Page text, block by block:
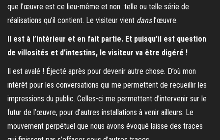
que l’œuvre est ce lieu-même et non telle ou telle série de
réalisations qu’il contient. Le visiteur vient dans l’œuvre.
Il est à l’intérieur et en fait partie. Et puisqu’il est question
de villosités et d’intestins, le visiteur va être digéré !
Il est avalé ! Éjecté après pour devenir autre chose. D’où mon
intérêt pour les conversations qui me permettent de recueillir les
impressions du public. Celles-ci me permettent d’intervenir sur le
futur de l’œuvre, pour d’autres installations à venir ailleurs. Le
mouvement perpétuel que nous avons évoqué laisse des traces